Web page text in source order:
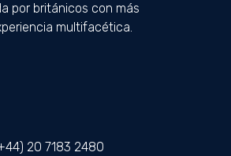
por británicos con más
multifacética.
20 7183 2480